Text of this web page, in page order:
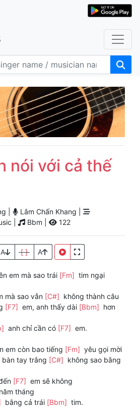
nói với cả thế
|
Lâm Chấn Khang |
|
Bbm | 122
A [ ] A
em mà sao trái [Fm] tim ngại
mà sao vẫn [C#] không thành câu
[F7] em, anh thấy dài [Bbm] hơn
anh chỉ cần có [F7] em.
em còn bao tiếng [Fm] yêu gọi mời
bàn tay trắng [C#] không sao bằng
[F7] em sẽ không
tháng
bằng cả trái [Bbm] tim.